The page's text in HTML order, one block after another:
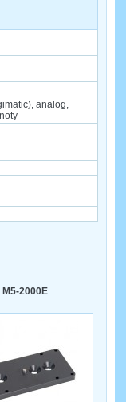
analog,
2000E